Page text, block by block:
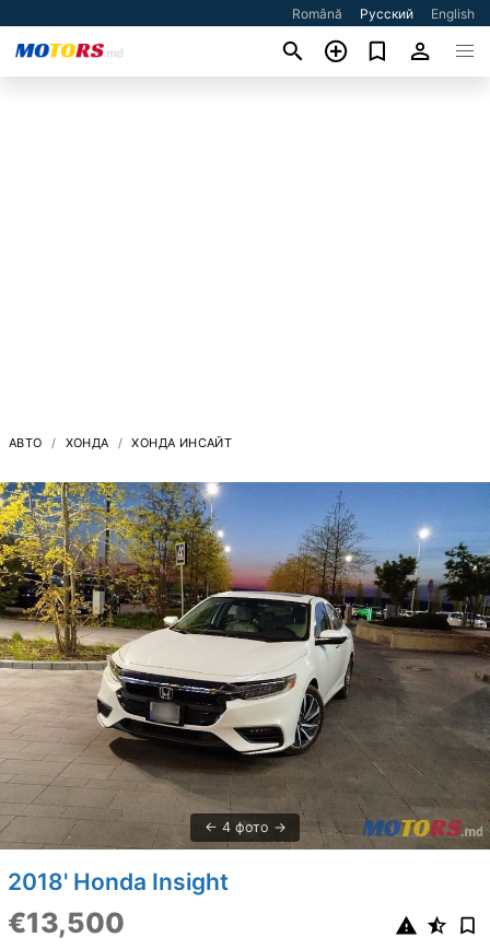
Română Русский English
АВТО ХОНДА ХОНДА ИНСАЙТ
4 фото
2018' Honda Insight
€13,500